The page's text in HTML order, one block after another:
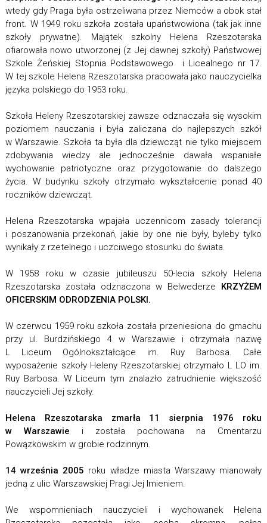
wtedy gdy Praga była ostrzeliwana przez Niemców a obok stał
front. W 1949 roku szkoła została upaństwowiona (tak jak inne
szkoły prywatne). Majątek szkolny Helena Rzeszotarska
ofiarowała nowo utworzonej (z Jej dawnej szkoły) Państwowej
Szkole Żeńskiej Stopnia Podstawowego i Licealnego nr 17.
W tej szkole Helena Rzeszotarska pracowała jako nauczycielka
języka polskiego do 1953 roku.
Szkoła Heleny Rzeszotarskiej zawsze odznaczała się wysokim
poziomem nauczania i była zaliczana do najlepszych szkół
w Warszawie. Szkoła ta była dla dziewcząt nie tylko miejscem
zdobywania wiedzy ale jednocześnie dawała wspaniałe
wychowanie patriotyczne oraz przygotowanie do dalszego
życia. W budynku szkoły otrzymało wykształcenie ponad 40
roczników dziewcząt.
Helena Rzeszotarska wpajała uczennicom zasady tolerancji
i poszanowania przekonań, jakie by one nie były, byleby tylko
wynikały z rzetelnego i uczciwego stosunku do świata.
W 1958 roku w czasie jubileuszu 50-lecia szkoły Helena
Rzeszotarska została odznaczona w Belwederze KRZYŻEM
OFICERSKIM ODRODZENIA POLSKI.
W czerwcu 1959 roku szkoła została przeniesiona do gmachu
przy ul. Burdzińskiego 4 w Warszawie i otrzymała nazwę
L Liceum Ogólnokształcące im. Ruy Barbosa. Całe
wyposażenie szkoły Heleny Rzeszotarskiej otrzymało L LO im.
Ruy Barbosa. W Liceum tym znalazło zatrudnienie większość
nauczycieli Jej szkoły.
Helena Rzeszotarska zmarła 11 sierpnia 1976 roku
w Warszawie i została pochowana na Cmentarzu
Powązkowskim w grobie rodzinnym.
14 września 2005 roku władze miasta Warszawy mianowały
jedną z ulic Warszawskiej Pragi Jej Imieniem.
We wspomnieniach nauczycieli i wychowanek Helena